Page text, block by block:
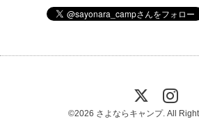
©2026 さよならキャンプ. All